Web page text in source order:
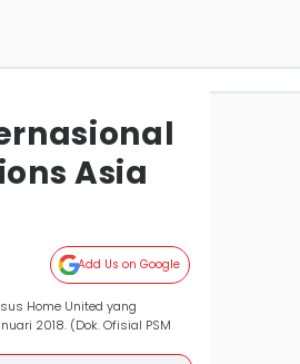
Asia
Add Us on Google
Home United yang
2018. (Dok. Ofisial PSM